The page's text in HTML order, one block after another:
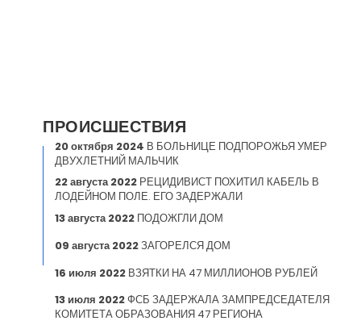
ПРОИСШЕСТВИЯ
20 октября 2024 В БОЛЬНИЦЕ ПОДПОРОЖЬЯ УМЕР
ДВУХЛЕТНИЙ МАЛЬЧИК
22 августа 2022 РЕЦИДИВИСТ ПОХИТИЛ КАБЕЛЬ В
ЛОДЕЙНОМ ПОЛЕ. ЕГО ЗАДЕРЖАЛИ
13 августа 2022 ПОДОЖГЛИ ДОМ
09 августа 2022ЗАГОРЕЛСЯ ДОМ
16 июля 2022 ВЗЯТКИ НА 47 МИЛЛИОНОВ РУБЛЕЙ
13 июля 2022ФСБ ЗАДЕРЖАЛА ЗАМПРЕДСЕДАТЕЛЯ
КОМИТЕТА ОБРАЗОВАНИЯ 47 РЕГИОНА